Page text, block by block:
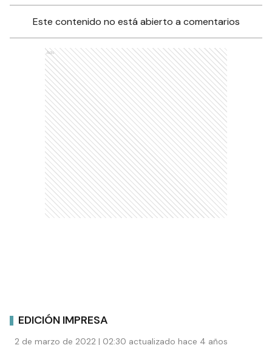
Este contenido no está abierto a comentarios
Ads
EDICIÓN IMPRESA
2 de marzo de 2022 | 02:30 actualizado hace 4 años